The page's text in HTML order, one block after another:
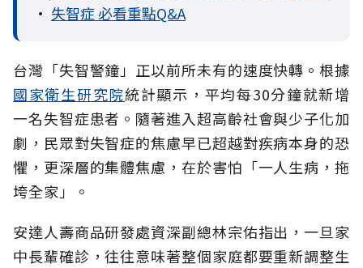
• 失智症 必看重點Q&A
台灣「失智警鐘」正以前所未有的速度快轉。根據
國家衛生研究院統計顯示，平均每30分鐘就新增
一名失智症患者。隨著進入超高齡社會與少子化加
劇，民眾對失智症的焦慮早已超越對疾病本身的恐
懼，更深層的集體焦慮，在於害怕「一人生病，拖
垮全家」。
安達人壽商品研發處資深副總林宗佑指出，一旦家
中長輩確診，往往意味著整個家庭都要重新調整生